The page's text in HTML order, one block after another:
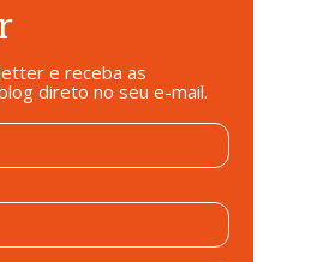
e receba as
direto no seu e-mail.